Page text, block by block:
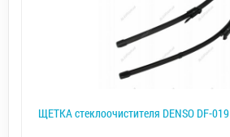
ЩЕТКА стеклоочистителя DENSO DF-019